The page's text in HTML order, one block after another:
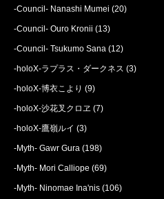
-Council- Nanashi Mumei (20)
-Council- Ouro Kronii (13)
-Council- Tsukumo Sana (12)
-holoX-ラプラス・ダークネス (3)
-holoX-博衣こより (9)
-holoX-沙花叉クロヱ (7)
-holoX-鷹嶺ルイ (3)
-Myth- Gawr Gura (198)
-Myth- Mori Calliope (69)
-Myth- Ninomae Ina'nis (106)